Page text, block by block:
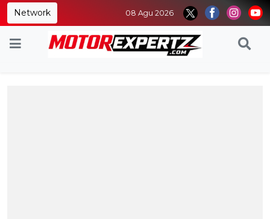
Network 08 Agu 2026